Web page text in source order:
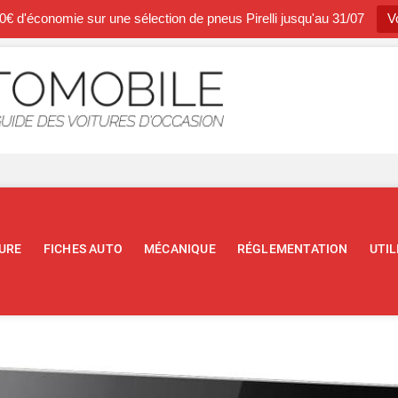
d'économie sur une sélection de pneus Pirelli jusqu'au 31/07
FICHES AUTO MÉCANIQUE RÉGLEMENTATION